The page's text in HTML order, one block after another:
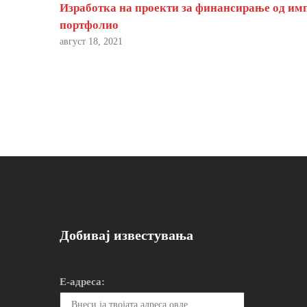
Изработка на проекти за финансирање од
портфолио
август 18, 2021
Добивај известувања
Е-адреса: